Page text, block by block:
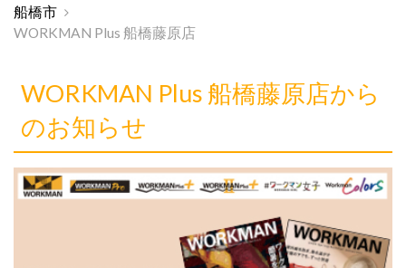
船橋市
WORKMAN Plus 船橋藤原店
WORKMAN Plus 船橋藤原店から
のお知らせ